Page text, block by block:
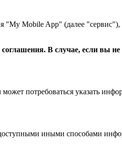
"My Mobile App" (далее
В случае, если вы
потребоваться указать
иными способами